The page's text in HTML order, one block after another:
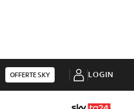
OFFERTE SKY LOGIN